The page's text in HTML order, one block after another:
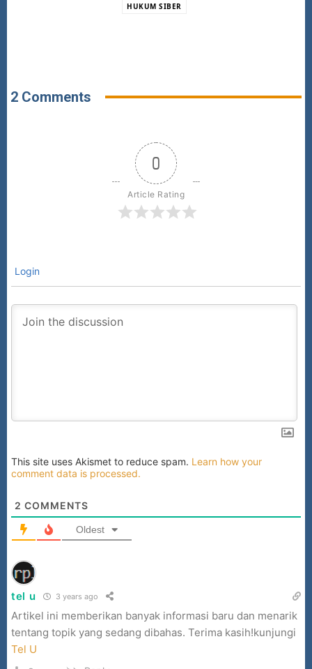
HUKUM SIBER
2 Comments
0
Article Rating
Login
This site uses Akismet to reduce spam. Learn how your
comment data is processed.
2 COMMENTS
Oldest
tel u 3 years ago
Artikel ini memberikan banyak informasi baru dan menarik
tentang topik yang sedang dibahas. Terima kasih!kunjungi
Tel U